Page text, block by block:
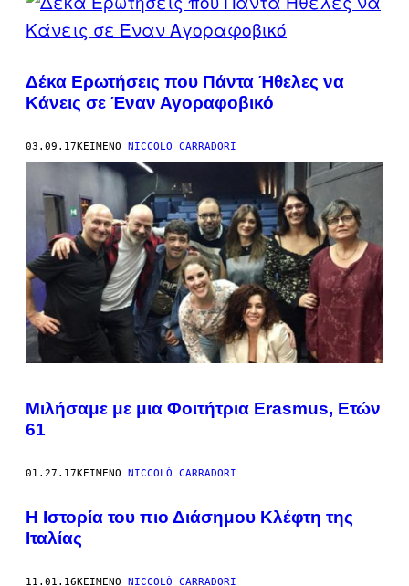
Δέκα Eρωτήσεις που Πάντα Ήθελες να
Κάνεις σε Έναν Αγοραφοβικό
03.09.17ΚΕΊΜΕΝΟ NICCOLÒ CARRADORI
(ΣΤΑ
ΔΕΞΙΆ)
ΚΑΙ
ΘΕΆΤΡΟΥ
ΤΗ
ΔΙΆΡΚΕΙΑ
ΤΟΥ
ΣΤΗ
Μιλήσαμε με μια Φοιτήτρια Erasmus, Ετών
61
01.27.17ΚΕΊΜΕΝΟ NICCOLÒ CARRADORI
Η Ιστορία του πιο Διάσημου Κλέφτη της
Ιταλίας
11.01.16ΚΕΊΜΕΝΟ NICCOLÒ CARRADORI